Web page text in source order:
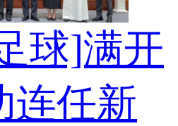
球]满开
连任新